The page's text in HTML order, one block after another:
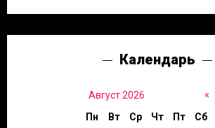
Календарь
«
Август 2026
Пн Вт Ср Чт Пт Сб